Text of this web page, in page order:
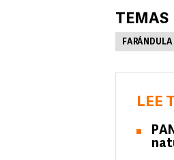
TEMAS
FARÁNDULA
LEE